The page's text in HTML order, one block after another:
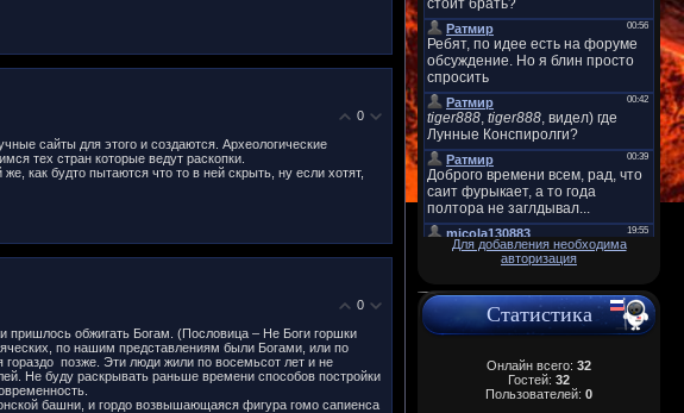
0
сайты для этого и создаются. Археологические
тех стран которые ведут раскопки.
как будто пытаются что то в ней скрыть, ну если хотят,
0
пришлось обжигать Богам. (Пословица – Не Боги горшки
по нашим представлениям были Богами, или по
позже. Эти люди жили по восемьсот лет и не
Не буду раскрывать раньше времени способов постройки
башни, и гордо возвышающаяся фигура гомо сапиенса
Для добавления необходима
авторизация
Статистика
Онлайн всего: 32
Гостей: 32
Пользователей: 0